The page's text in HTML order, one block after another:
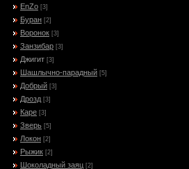
EnZo [3]
Буран [2]
Воронок [3]
Занзибар [3]
Джигит [3]
Шашлычно-парадный [5]
Добрый [3]
Дрозд [3]
Каре [3]
Зверь [5]
Локон [2]
Рыжик [2]
Шоколадный заяц [2]